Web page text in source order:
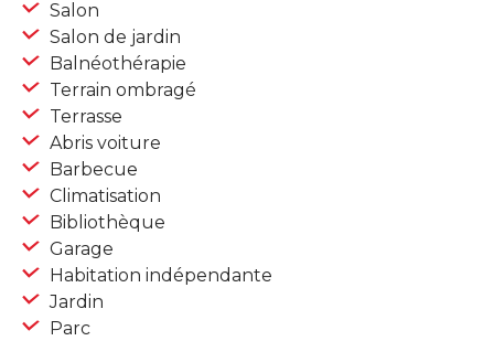
Salon
Salon de jardin
Balnéothérapie
Terrain ombragé
Terrasse
Abris voiture
Barbecue
Climatisation
Bibliothèque
Garage
Habitation indépendante
Jardin
Parc